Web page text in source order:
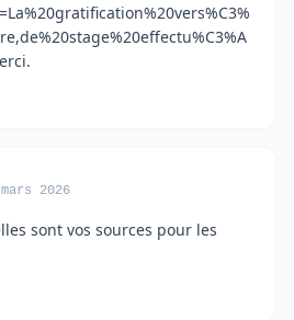
2026
sont vos sources pour les